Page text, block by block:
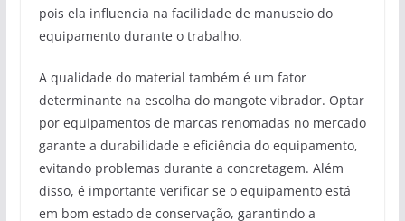
pois ela influencia na facilidade de manuseio do
equipamento durante o trabalho.
A qualidade do material também é um fator
determinante na escolha do mangote vibrador. Optar
por equipamentos de marcas renomadas no mercado
garante a durabilidade e eficiência do equipamento,
evitando problemas durante a concretagem. Além
disso, é importante verificar se o equipamento está
em bom estado de conservação, garantindo a